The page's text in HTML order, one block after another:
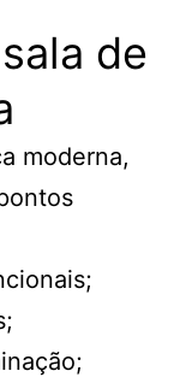
de
moderna,